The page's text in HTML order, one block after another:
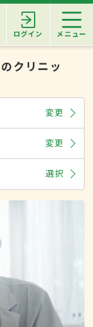
ログイン メニュー
のクリニッ
変更
変更
選択